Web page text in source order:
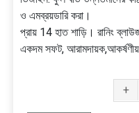
ও এমব্রয়ডারি করা।
প্রায় 14 হাত শাড়ি। রানিং
একদম সফট,
+
বুটিক্স
শাড়ি